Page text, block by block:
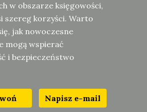
w obszarze księgowości,
szereg korzyści. Warto
jak nowoczesne
mogą wspierać
i bezpieczeństwo
Napisz e-mail